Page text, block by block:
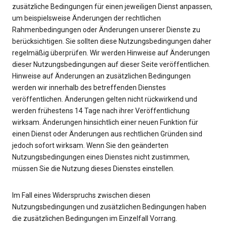
zusätzliche Bedingungen für einen jeweiligen Dienst anpassen,
um beispielsweise Änderungen der rechtlichen
Rahmenbedingungen oder Änderungen unserer Dienste zu
berücksichtigen. Sie sollten diese Nutzungsbedingungen daher
regelmäßig überprüfen. Wir werden Hinweise auf Änderungen
dieser Nutzungsbedingungen auf dieser Seite veröffentlichen.
Hinweise auf Änderungen an zusätzlichen Bedingungen
werden wir innerhalb des betreffenden Dienstes
veröffentlichen. Änderungen gelten nicht rückwirkend und
werden frühestens 14 Tage nach ihrer Veröffentlichung
wirksam. Änderungen hinsichtlich einer neuen Funktion für
einen Dienst oder Änderungen aus rechtlichen Gründen sind
jedoch sofort wirksam. Wenn Sie den geänderten
Nutzungsbedingungen eines Dienstes nicht zustimmen,
müssen Sie die Nutzung dieses Dienstes einstellen.
Im Fall eines Widerspruchs zwischen diesen
Nutzungsbedingungen und zusätzlichen Bedingungen haben
die zusätzlichen Bedingungen im Einzelfall Vorrang.